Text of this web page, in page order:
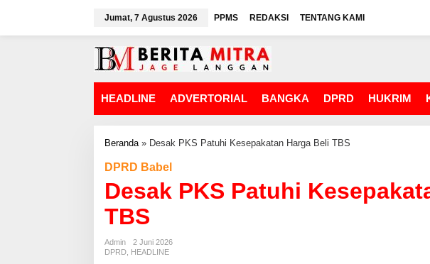
w
Jumat, 7 Agustus 2026 PPMS REDAKSI TENTANG KAMI
HEADLINE ADVERTORIAL BANGKA DPRD HUKRIM
Beranda» Desak PKS Patuhi Kesepakatan Harga Beli TBS
DPRD Babel
Desak PKS Patuhi
TBS
Admin
2 Juni 2026
DPRD HEADLINE